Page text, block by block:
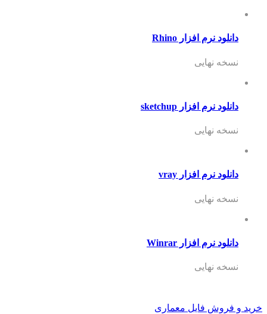
دانلود نرم افزار Rhino
نسخه نهایی
دانلود نرم افزار sketchup
نسخه نهایی
دانلود نرم افزار vray
نسخه نهایی
دانلود نرم افزار Winrar
نسخه نهایی
خرید و فروش فایل معماری